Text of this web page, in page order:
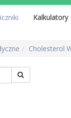
Kalkulatory
Cholesterol